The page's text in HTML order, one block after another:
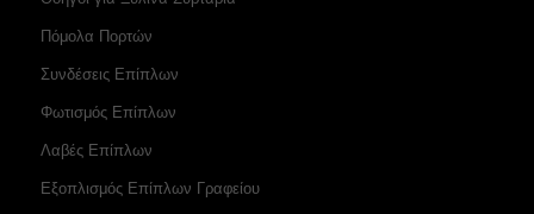
Πόμολα Πορτών
Συνδέσεις Επίπλων
Φωτισμός Επίπλων
Λαβές Επίπλων
Εξοπλισμός Επίπλων Γραφείου